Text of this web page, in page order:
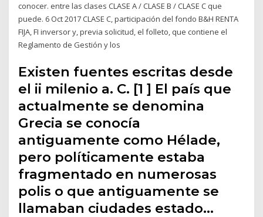
conocer. entre las clases CLASE A / CLASE B / CLASE C que
puede. 6 Oct 2017 CLASE C, participación del fondo B&H RENTA
FIJA, FI inversor y, previa solicitud, el folleto, que contiene el
Reglamento de Gestión y los
Existen fuentes escritas desde
el ii milenio a. C. [1 ] El país que
actualmente se denomina
Grecia se conocía
antiguamente como Hélade,
pero políticamente estaba
fragmentado en numerosas
polis o que antiguamente se
llamaban ciudades estado…